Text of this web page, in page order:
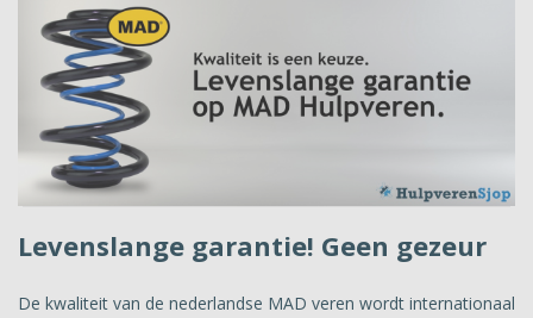
Levenslange garantie! Geen gezeur
De kwaliteit van de nederlandse MAD veren wordt internationaal